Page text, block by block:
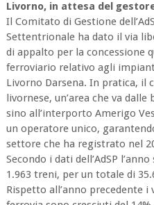
Livorno, in attesa del
Il Comitato di Gestione
Settentrionale ha dato il via
di appalto per la concessione
ferroviario relativo agli
Livorno Darsena. In pratica, il
livornese, un’area che va
sino all’interporto Amerigo
un operatore unico,
settore che ha registrato nel
Secondo i dati dell’AdSP
1.963 treni, per un totale di
Rispetto all’anno precedente